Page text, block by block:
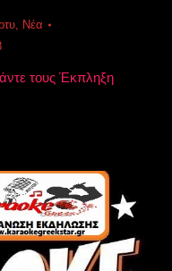
Νέα
τους Έκπληξη